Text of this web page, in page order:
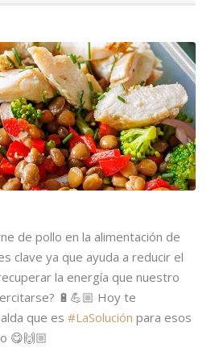
de pollo en la alimentación de
clave ya que ayuda a reducir el
la energía que nuestro
🔋💪🏼 Hoy te
que es #LaSolución para esos
😋🙌🏼